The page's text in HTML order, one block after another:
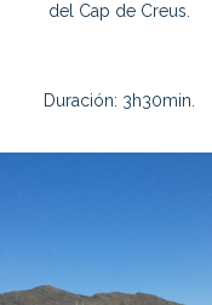
del Cap de Creus.
Duración: 3h30min.